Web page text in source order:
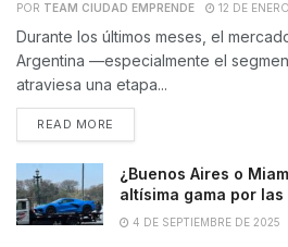
POR TEAM CIUDAD EMPRENDE 12 DE
Durante los últimos meses, el
Argentina —especialmente el
atraviesa una etapa...
READ MORE
¿Buenos Aires o
altísima gama por
4 DE SEPTIEMBRE DE 2025